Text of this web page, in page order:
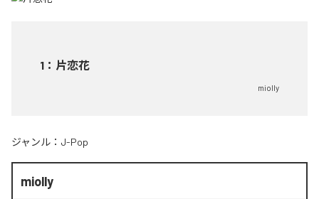
1 ： 片恋花
miolly
ジャンル： J-Pop
miolly